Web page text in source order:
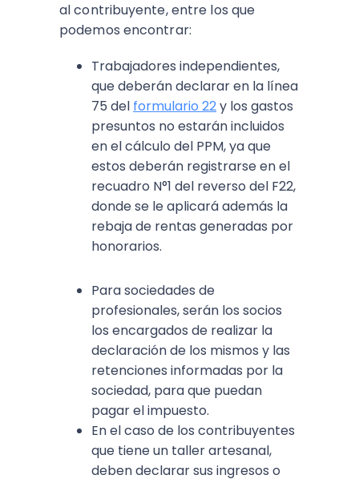
al contribuyente, entre los que
podemos encontrar:
Trabajadores independientes,
que deberán declarar en la línea
75 del formulario 22y los gastos
presuntos no estarán incluidos
en el cálculo del PPM, ya que
estos deberán registrarse en el
recuadro N°1 del reverso del F22,
donde se le aplicará además la
rebaja de rentas generadas por
honorarios.
Para sociedades de
profesionales, serán los socios
los encargados de realizar la
declaración de los mismos y las
retenciones informadas por la
sociedad, para que puedan
pagar el impuesto.
En el caso de los contribuyentes
que tiene un taller artesanal,
deben declarar sus ingresos o